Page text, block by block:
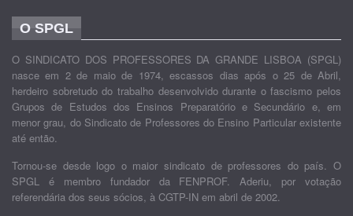
O SPGL
O SINDICATO DOS PROFESSORES DA GRANDE LISBOA (SPGL)
nasce em 2 de maio de 1974, escassos dias após o 25 de Abril,
herdeiro sobretudo do trabalho desenvolvido durante o fascismo pelos
Grupos de Estudos dos Ensinos Preparatório e Secundário e, em
menor grau, do Sindicato de Professores do Ensino Particular existente
até então.
Tornou-se desde logo o maior sindicato de professores do país. O
SPGL é membro fundador da FENPROF. Aderiu, por votação
referendária dos seus sócios, à CGTP-IN em abril de 2002.